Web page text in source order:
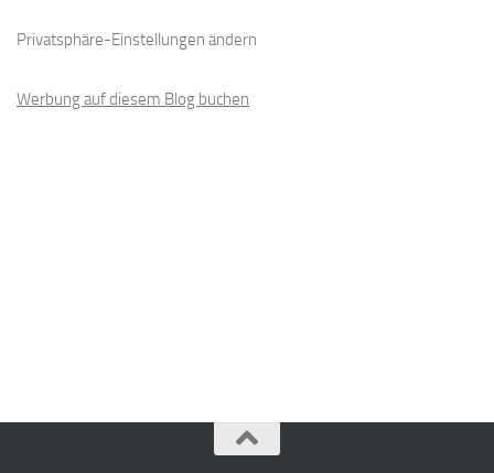
Privatsphäre-Einstellungen ändern
Werbung auf diesem Blog buchen